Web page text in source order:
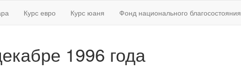
Курс евро Курс юаня Фонд национального благосостояния
1996 года